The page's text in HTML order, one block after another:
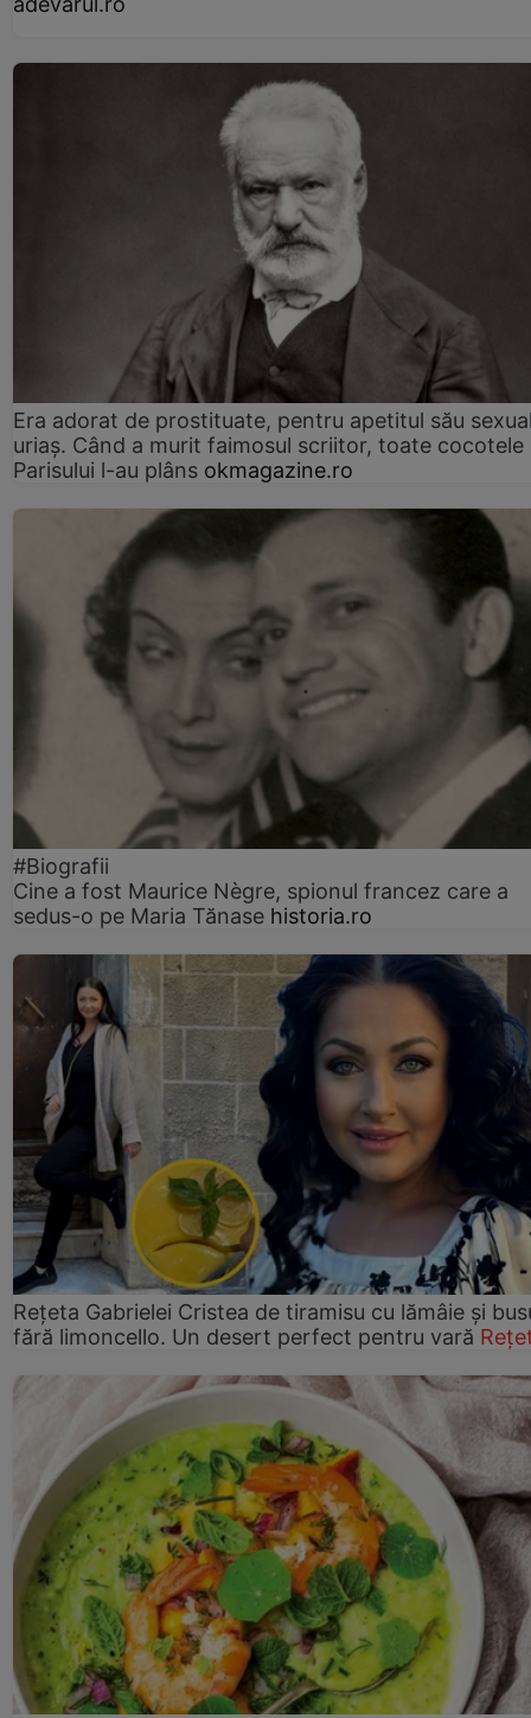
Era adorat de prostituate, pentru apetitul său
uriaș. Când a murit faimosul scriitor, toate cocotele
Parisului l-au plâns okmagazine.ro
#Biografii
Cine a fost Maurice Nègre, spionul francez care a
sedus-o pe Maria Tănase historia.ro
Rețeta Gabrielei Cristea de tiramisu cu lămâie și
fără limoncello. Un desert perfect pentru vară